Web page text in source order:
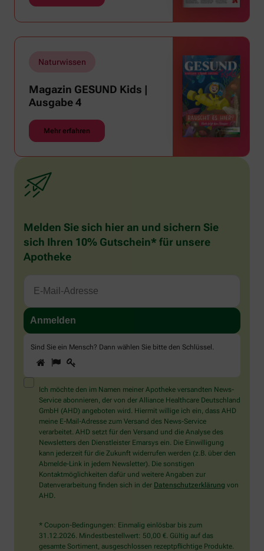
Naturwissen
Magazin GESUND Kids |
Ausgabe 4
Mehr erfahren
Melden Sie sich hier an und sichern Sie
sich Ihren 10% Gutschein* für unsere
Apotheke
Sind Sie ein Mensch? Dann wählen Sie bitte den Schlüssel.
Sind
Sie
ein
Mensch?
Dann
wählen
Sie
bitte
den
Schlüssel.
1 2
Ich möchte den im Namen meiner Apotheke versandten News-
Service abonnieren, der von der Alliance Healthcare Deutschland
GmbH (AHD) angeboten wird. Hiermit willige ich ein, dass AHD
meine E-Mail-Adresse zum Versand des News-Service
verarbeitet. AHD setzt für den Versand und die Analyse des
Newsletters den Dienstleister Emarsys ein. Die Einwilligung
kann jederzeit für die Zukunft widerrufen werden (z.B. über den
Abmelde-Link in jedem Newsletter). Die sonstigen
Kontaktmöglichkeiten dafür und weitere Angaben zur
Datenverarbeitung finden sich in der Datenschutzerklärung von
AHD.
* Coupon-Bedingungen: Einmalig einlösbar bis zum
31.12.2026. Mindestbestellwert: 50,00 €. Gültig auf das
gesamte Sortiment, ausgeschlossen rezeptpflichtige Produkte.